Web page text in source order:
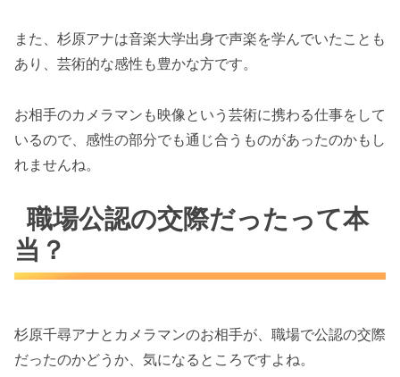
また、杉原アナは音楽大学出身で声楽を学んでいたことも
あり、芸術的な感性も豊かな方です。
お相手のカメラマンも映像という芸術に携わる仕事をして
いるので、感性の部分でも通じ合うものがあったのかもし
れませんね。
職場公認の交際だったって本
当？
杉原千尋アナとカメラマンのお相手が、職場で公認の交際
だったのかどうか、気になるところですよね。